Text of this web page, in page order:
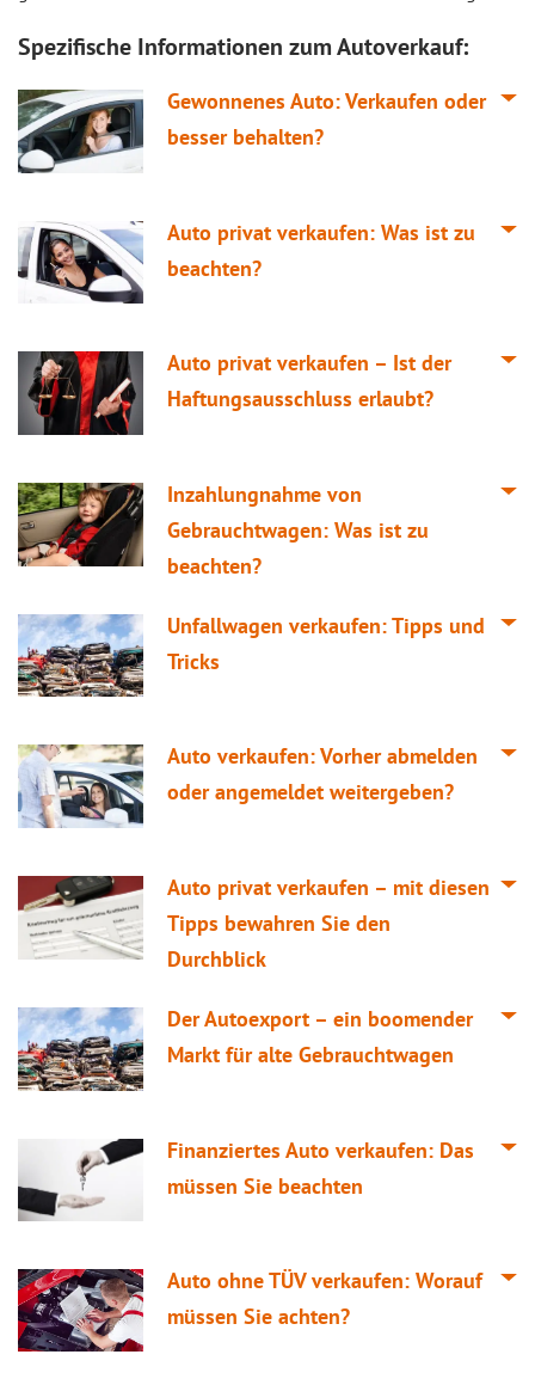
Spezifische Informationen zum Autoverkauf:
Gewonnenes Auto: Verkaufen oder
besser behalten?
Auto privat verkaufen: Was ist zu
beachten?
Auto privat verkaufen – Ist der
Haftungsausschluss erlaubt?
Inzahlungnahme von
Gebrauchtwagen: Was ist zu
beachten?
Unfallwagen verkaufen: Tipps und
Tricks
Auto verkaufen: Vorher abmelden
oder angemeldet weitergeben?
Auto privat verkaufen – mit diesen
Tipps bewahren Sie den
Durchblick
Der Autoexport – ein boomender
Markt für alte Gebrauchtwagen
Finanziertes Auto verkaufen: Das
müssen Sie beachten
Auto ohne TÜV verkaufen: Worauf
müssen Sie achten?